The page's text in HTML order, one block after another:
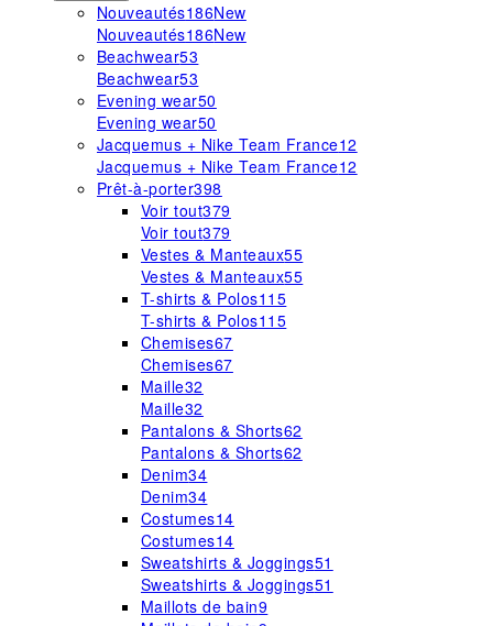
Nouveautés186New
Nouveautés186New
Beachwear53
Beachwear53
Evening wear50
Evening wear50
Jacquemus + Nike Team France12
Jacquemus + Nike Team France12
Prêt-à-porter398
Voir tout379
Voir tout379
Vestes & Manteaux55
Vestes & Manteaux55
T-shirts & Polos115
T-shirts & Polos115
Chemises67
Chemises67
Maille32
Maille32
Pantalons & Shorts62
Pantalons & Shorts62
Denim34
Denim34
Costumes14
Costumes14
Sweatshirts & Joggings51
Sweatshirts & Joggings51
Maillots de bain9